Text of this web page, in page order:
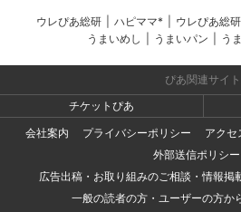
ウレぴあ総研 ハピママ* ウレぴあ総
うまいめし
うまいパン う
ぴあ関連サイト
チケットぴあ
会社案内
プライバシーポリシー
アクセ
外部送信ポリシー
広告出稿・お取り組みのご相談・情報掲
一般の読者の方・ユーザーの方か